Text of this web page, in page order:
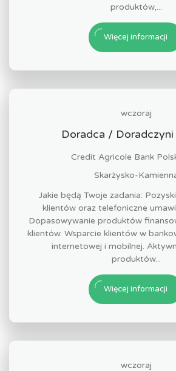
produktów,...
Więcej informacji
wczoraj
Doradca / Doradczyni
Credit Agricole Bank
Skarżysko-
Jakie będą Twoje zadania:
klientów oraz telefoniczne
Dopasowywanie produktów
klientów. Wsparcie klientów w
internetowej i mobilnej.
produktów...
Więcej informacji
wczoraj